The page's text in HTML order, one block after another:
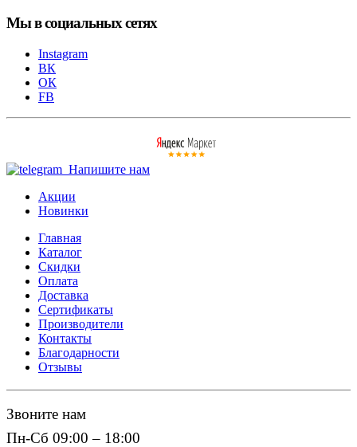
Мы в социальных сетях
Instagram
ВК
ОК
FB
Напишите нам
Акции
Новинки
Главная
Каталог
Скидки
Оплата
Доставка
Сертификаты
Производители
Контакты
Благодарности
Отзывы
Звоните нам
Пн-Сб 09:00 – 18:00